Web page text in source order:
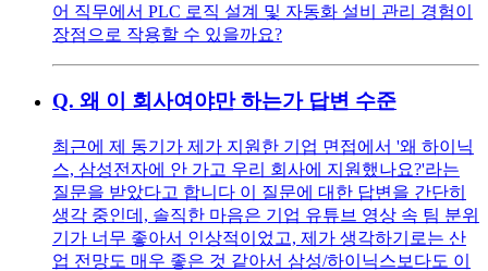
어 직무에서 PLC 로직 설계 및 자동화 설비 관리 경험이
장점으로 작용할 수 있을까요?
Q. 왜 이 회사여야만 하는가 답변 수준
최근에 제 동기가 제가 지원한 기업 면접에서 '왜 하이닉
스, 삼성전자에 안 가고 우리 회사에 지원했나요?'라는
질문을 받았다고 합니다 이 질문에 대한 답변을 간단히
생각 중인데, 솔직한 마음은 기업 유튜브 영상 속 팀 분위
기가 너무 좋아서 인상적이었고, 제가 생각하기로는 산
업 전망도 매우 좋은 것 같아서 삼성/하이닉스보다도 이